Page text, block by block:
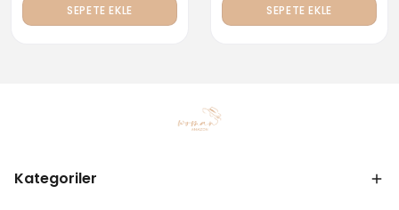
SEPETE EKLE SEPETE EKLE
Kategoriler